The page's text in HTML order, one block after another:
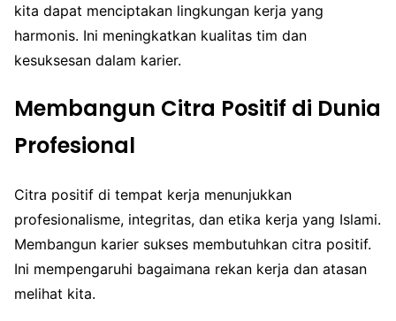
kita dapat menciptakan lingkungan kerja yang
harmonis. Ini meningkatkan kualitas tim dan
kesuksesan dalam karier.
Membangun Citra Positif di Dunia
Profesional
Citra positif di tempat kerja menunjukkan
profesionalisme, integritas, dan etika kerja yang Islami.
Membangun karier sukses membutuhkan citra positif.
Ini mempengaruhi bagaimana rekan kerja dan atasan
melihat kita.